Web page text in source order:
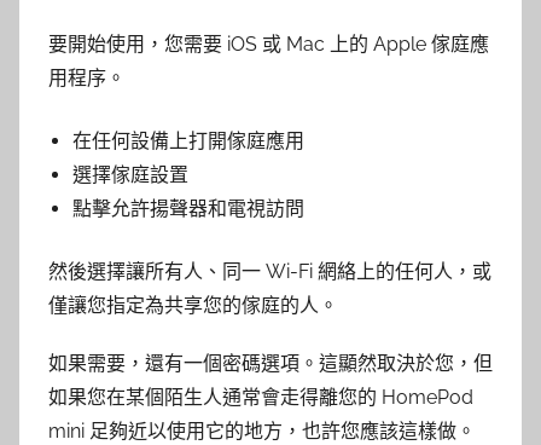
要開始使用，您需要 iOS 或 Mac 上的 Apple 傢庭應
用程序。
在任何設備上打開傢庭應用
選擇傢庭設置
點擊允許揚聲器和電視訪問
然後選擇讓所有人、同一 Wi-Fi 網絡上的任何人，或
僅讓您指定為共享您的傢庭的人。
如果需要，還有一個密碼選項。這顯然取決於您，但
如果您在某個陌生人通常會走得離您的 HomePod
mini 足夠近以使用它的地方，也許您應該這樣做。